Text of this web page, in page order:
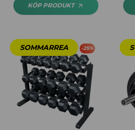
KÖP PRODUKT
-25%